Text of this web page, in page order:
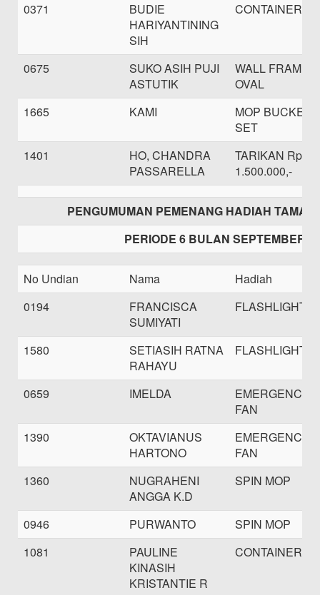
0371
BUDIE
HARIYANTINING
SIH
CONTAINER
0675
SUKO ASIH PUJI
ASTUTIK
WALL FRAME
OVAL
1665
KAMI
MOP BUCKET
SET
1401
HO, CHANDRA
PASSARELLA
TARIKAN Rp.
1.500.000,-
PENGUMUMAN PEMENANG HADIAH
PERIODE 6 BULAN SEPTEMBER
No Undian Nama
Hadiah
0194
FRANCISCA
SUMIYATI
FLASHLIGHT
1580
SETIASIH RATNA
RAHAYU
FLASHLIGHT
0659 IMELDA
EMERGENCY
FAN
1390
OKTAVIANUS
HARTONO
EMERGENCY
FAN
1360
NUGRAHENI
ANGGA K.D
SPIN MOP
0946 PURWANTO
SPIN MOP
1081
PAULINE
KINASIH
KRISTANTIE R
CONTAINER